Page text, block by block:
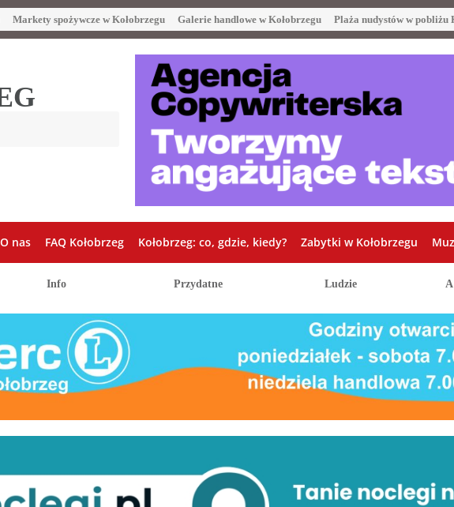
Markety spożywcze w Kołobrzegu Galerie handlowe w Kołobrzegu Plaża nudystów w pobliżu
O nas FAQ Kołobrzeg Kołobrzeg: co, gdzie, kiedy? Zabytki w Kołobrzegu
Info Przydatne Ludzie